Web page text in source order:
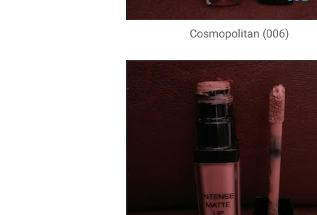
Cosmopolitan (006)